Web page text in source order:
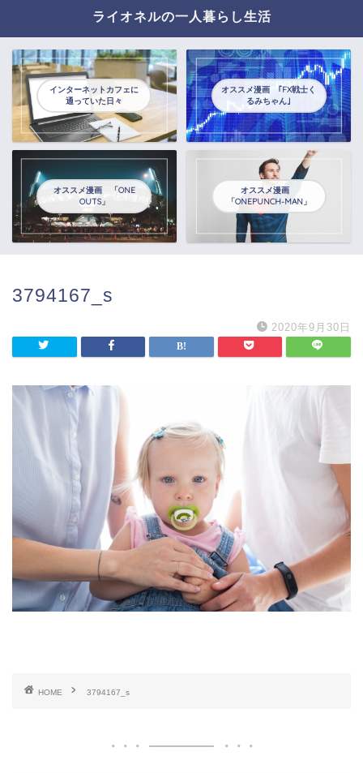
ライオネルの一人暮らし生活
インターネットカフェに
通っていた日々
オススメ漫画 ｢FX戦士く
るみちゃん｣
オススメ漫画 「ONE
OUTS」
オススメ漫画
「ONEPUNCH-MAN」
3794167_s
2020年9月30日
HOME 3794167_s